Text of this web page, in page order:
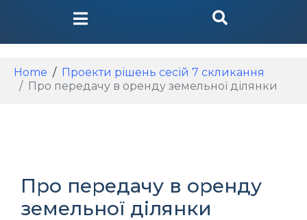
Home
Проекти рішень сесій 7 скликання
Про передачу в оренду земельної ділянки
Про передачу в оренду
земельної ділянки